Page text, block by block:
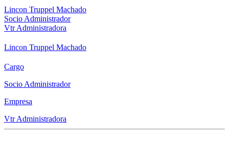
Lincon Truppel Machado
Socio Administrador
Vtr Administradora
Lincon Truppel Machado
Cargo
Socio Administrador
Empresa
Vtr Administradora